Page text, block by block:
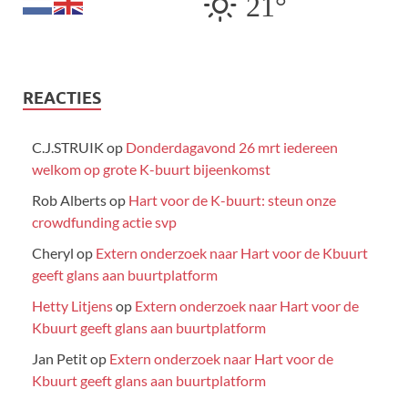
REACTIES
C.J.STRUIK op Donderdagavond 26 mrt iedereen
welkom op grote K-buurt bijeenkomst
Rob Albertsop Hart voor de K-buurt: steun onze
crowdfunding actie svp
Cheryl op Extern onderzoek naar Hart voor de Kbuurt
geeft glans aan buurtplatform
Hetty Litjensop Extern onderzoek naar Hart voor de
Kbuurt geeft glans aan buurtplatform
Jan Petitop Extern onderzoek naar Hart voor de
Kbuurt geeft glans aan buurtplatform